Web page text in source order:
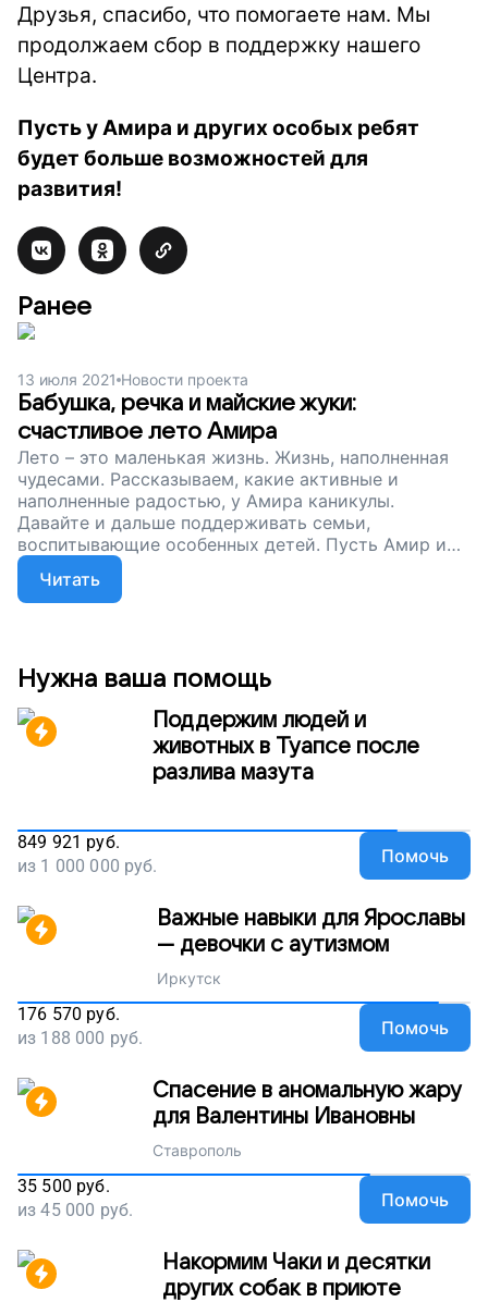
Друзья, спасибо, что помогаете нам. Мы
продолжаем сбор в поддержку нашего
Центра.
Пусть у Амира и других особых ребят
будет больше возможностей для
развития!
Ранее
13 июля 2021 Новости проекта
Бабушка, речка и майские жуки:
счастливое лето Амира
Лето – это маленькая жизнь. Жизнь, наполненная
чудесами. Рассказываем, какие активные и
наполненные радостью, у Амира каникулы.
Давайте и дальше поддерживать семьи,
воспитывающие особенных детей. Пусть Амир и
его друзья познают мир и развиваются!
Читать
Нужна ваша помощь
Поддержим людей и
животных в Туапсе после
разлива мазута
849 921 руб.
из 1 000 000 руб. Помочь
Важные навыки для Ярославы
— девочки с аутизмом
Иркутск
176 570 руб.
из 188 000 руб. Помочь
Спасение в аномальную жару
для Валентины Ивановны
Ставрополь
35 500 руб.
из45 000 руб. Помочь
Накормим Чаки и десятки
других собак в приюте